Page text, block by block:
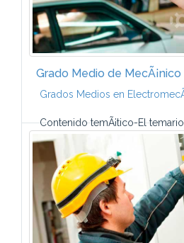
Grado Medio de
Grados Medios en
Contenido temÃ¡tico-El
Curso de MecÃ¡nica de
componen 8 mÃ³dulos
gran nÃºmero de ilustraciones,